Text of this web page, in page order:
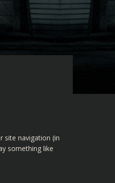
site navigation (in
something like